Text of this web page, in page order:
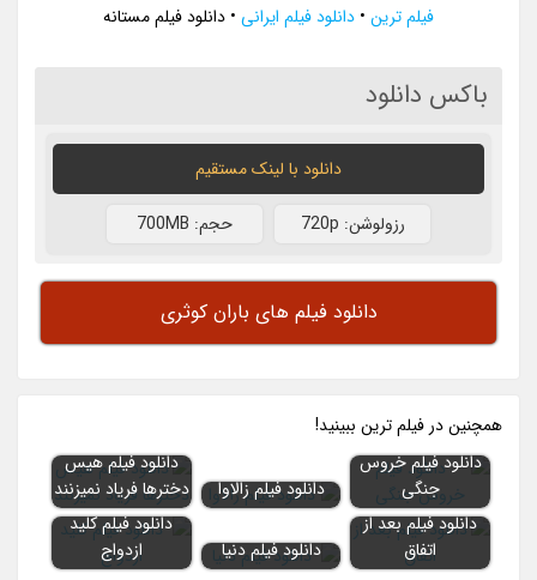
فیلم ترین • دانلود فیلم ایرانی • دانلود فیلم مستانه
باکس دانلود
دانلود با لينک مستقيم
رزولوشن: 720p حجم: 700MB
دانلود فیلم های باران کوثری
همچنين در فيلم ترين ببينيد!
دانلود فیلم خروس
جنگی
دانلود فیلم زالاوا
دانلود فیلم هیس
دخترها فریاد نمیزنند
دانلود فیلم بعد از
اتفاق
دانلود فیلم دنیا
دانلود فیلم کلید
ازدواج